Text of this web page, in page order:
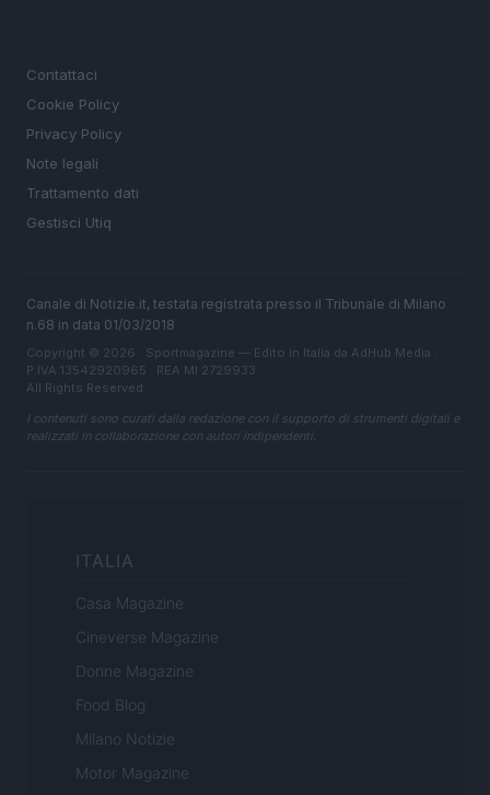
Contattaci
Cookie Policy
Privacy Policy
Note legali
Trattamento dati
Gestisci Utiq
Canale di Notizie.it, testata registrata presso il Tribunale di Milano
n.68 in data 01/03/2018
Copyright © 2026 · Sportmagazine — Edito in Italia da AdHub Media
P.IVA 13542920965 · REA MI 2729933
All Rights Reserved
I contenuti sono curati dalla redazione con il supporto di strumenti digitali e
realizzati in collaborazione con autori indipendenti.
ITALIA
Casa Magazine
Cineverse Magazine
Donne Magazine
Food Blog
Milano Notizie
Motor Magazine